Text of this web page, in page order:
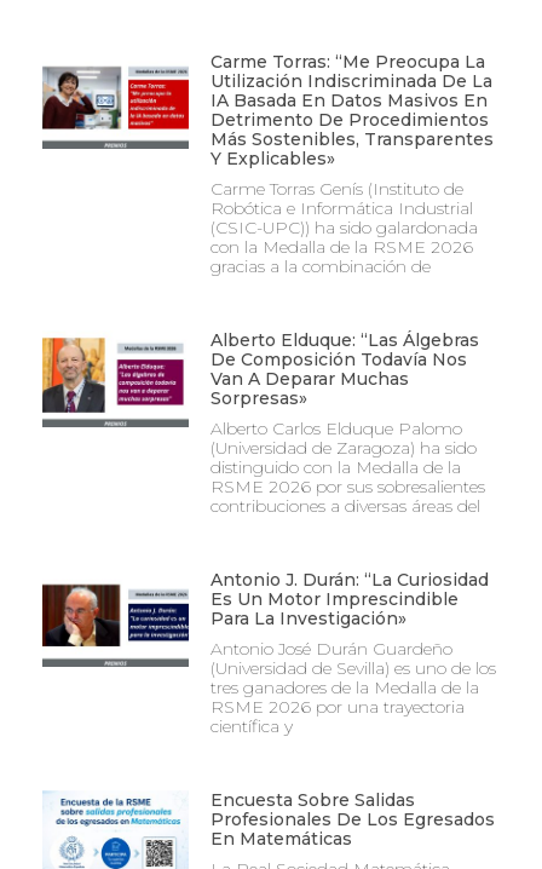
Carme Torras: “Me Preocupa La
Utilización Indiscriminada De La
IA Basada En Datos Masivos En
Detrimento De Procedimientos
Más Sostenibles, Transparentes
Y Explicables»
Carme Torras Genís (Instituto de
Robótica e Informática Industrial
(CSIC-UPC)) ha sido galardonada
con la Medalla de la RSME 2026
gracias a la combinación de
Alberto Elduque: “Las Álgebras
De Composición Todavía Nos
Van A Deparar Muchas
Sorpresas»
Alberto Carlos Elduque Palomo
(Universidad de Zaragoza) ha sido
distinguido con la Medalla de la
RSME 2026 por sus sobresalientes
contribuciones a diversas áreas del
Antonio J. Durán: “La Curiosidad
Es Un Motor Imprescindible
Para La Investigación»
Antonio José Durán Guardeño
(Universidad de Sevilla) es uno de los
tres ganadores de la Medalla de la
RSME 2026 por una trayectoria
científica y
Encuesta Sobre Salidas
Profesionales De Los Egresados
En Matemáticas